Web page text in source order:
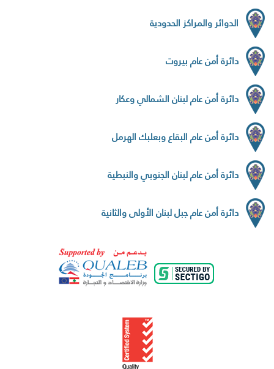
الدوائر والمراكز الحدودية
دائرة أمن عام بيروت
دائرة أمن عام لبنان الشمالي وعكار
دائرة أمن عام البقاع وبعلبك الهرمل
دائرة أمن عام لبنان الجنوبي والنبطية
دائرة أمن عام جبل لبنان الأولى والثانية